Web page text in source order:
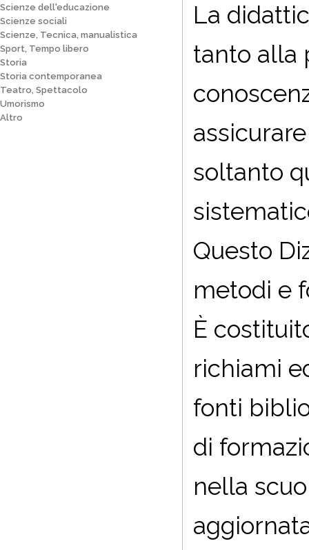
Scienze dell'educazione
Scienze sociali
Scienze, Tecnica, manualistica
Sport, Tempo libero
Storia
Storia contemporanea
Teatro, Spettacolo
Umorismo
Altro
La
tanto alla
soltanto
Questo
metodi e
È
richiami
fonti
di
nella